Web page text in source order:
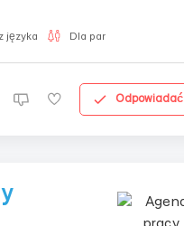
języka Dla par
Odpowiadać